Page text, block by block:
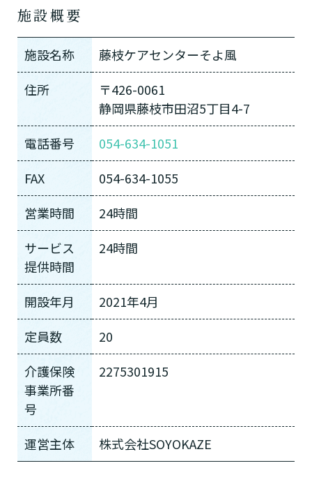
施設概要
施設名称
藤枝ケアセンターそよ風
住所
〒426-0061
静岡県藤枝市田沼5丁目4-7
電話番号
054-634-1051
FAX
054-634-1055
営業時間
24時間
サービス
提供時間
24時間
開設年月
2021年4月
定員数
20
介護保険
事業所番
号
2275301915
運営主体 株式会社SOYOKAZE